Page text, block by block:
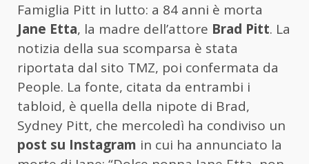
Famiglia Pitt in lutto: a 84 anni è morta
Jane Etta, la madre dell’attore Brad Pitt. La
notizia della sua scomparsa è stata
riportata dal sito TMZ, poi confermata da
People. La fonte, citata da entrambi i
tabloid, è quella della nipote di Brad,
Sydney Pitt, che mercoledì ha condiviso un
post su Instagram in cui ha annunciato la